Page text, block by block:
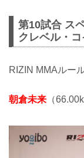
第10試合 ス
クレベル・
RIZIN MMAルー
朝倉未来 （